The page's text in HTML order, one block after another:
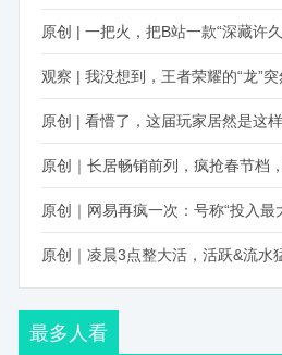
观察 | 我没想到，王者荣耀的“龙”突
原创 | 看懵了，这届玩家居然是这
最多人看